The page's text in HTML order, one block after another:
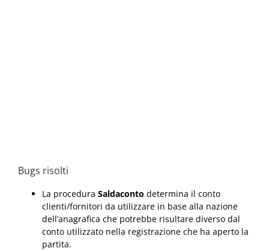
Bugs risolti
La procedura Saldaconto determina il conto
clienti/fornitori da utilizzare in base alla nazione
dell’anagrafica che potrebbe risultare diverso dal
conto utilizzato nella registrazione che ha aperto la
partita.